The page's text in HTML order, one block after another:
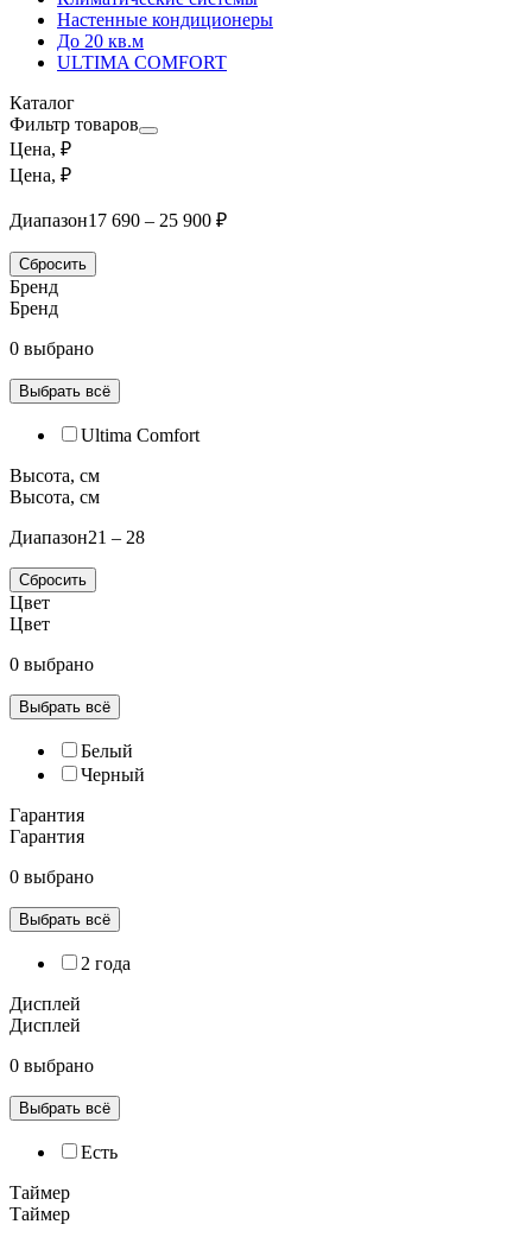
Настенные кондиционеры
До 20 кв.м
ULTIMA COMFORT
Каталог
Фильтр товаров
Цена, ₽
Цена, ₽
Диапазон17 690 – 25 900 ₽
Сбросить
Бренд
Бренд
0 выбрано
Выбрать всё
Ultima Comfort
Высота, см
Высота, см
Диапазон21 – 28
Сбросить
Цвет
Цвет
0 выбрано
Выбрать всё
Белый
Черный
Гарантия
Гарантия
0 выбрано
Выбрать всё
2 года
Дисплей
Дисплей
0 выбрано
Выбрать всё
Есть
Таймер
Таймер